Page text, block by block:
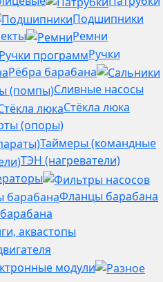
Подшипники
Ремни
Ручки
Рёбра барабана
Сливные насосы
Стёкла люка
(опоры)
Таймеры (командные
ТЭН (нагреватели)
Фланцы барабана
аквастопы
модули